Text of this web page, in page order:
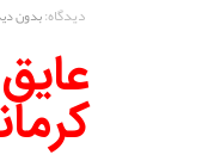
دیدگاه:بدون